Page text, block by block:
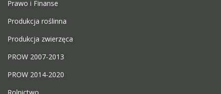
Prawo i Finanse
Produkcja roślinna
Produkcja zwierzęca
PROW 2007-2013
PROW 2014-2020